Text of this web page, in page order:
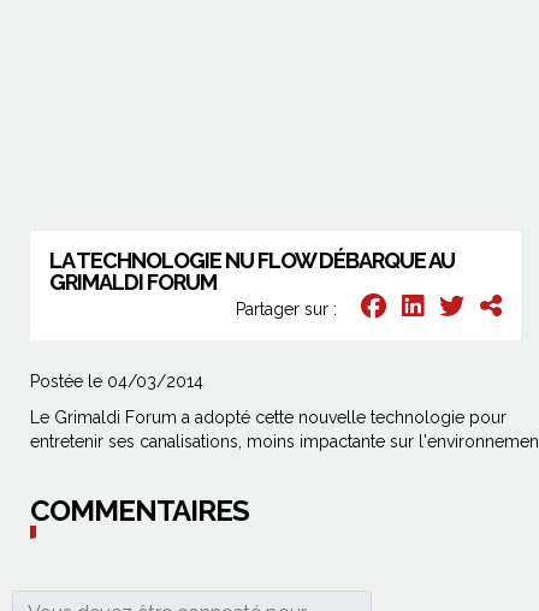
LA TECHNOLOGIE NU FLOW DÉBARQUE AU
GRIMALDI FORUM
Partager sur :
Postée le 04/03/2014
Le Grimaldi Forum a adopté cette nouvelle technologie pour
entretenir ses canalisations, moins impactante sur
COMMENTAIRES